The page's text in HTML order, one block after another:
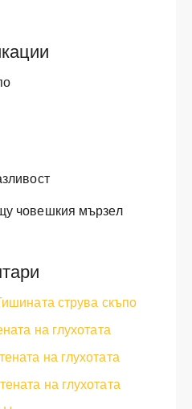
човешкия мързел
струва скъпо
на глухотата
на глухотата
на глухотата